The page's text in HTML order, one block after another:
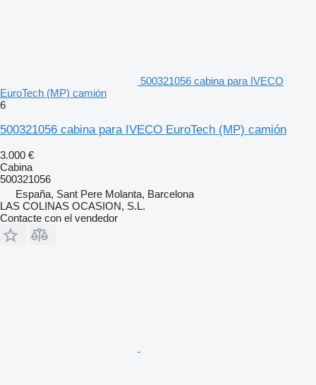
500321056 cabina para IVECO
EuroTech (MP) camión
6
500321056 cabina para IVECO EuroTech (MP) camión
3.000 €
Cabina
500321056
España, Sant Pere Molanta, Barcelona
LAS COLINAS OCASION, S.L.
Contacte con el vendedor